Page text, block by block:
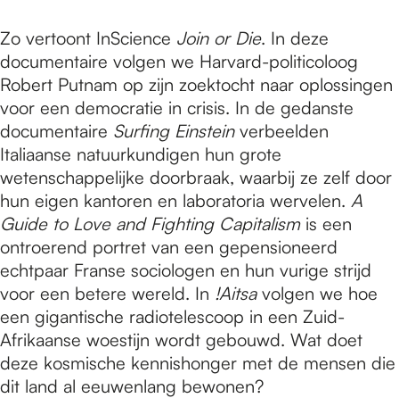
Zo vertoont InScience Join or Die. In deze
documentaire volgen we Harvard-politicoloog
Robert Putnam op zijn zoektocht naar oplossingen
voor een democratie in crisis. In de gedanste
documentaire Surfing Einsteinverbeelden
Italiaanse natuurkundigen hun grote
wetenschappelijke doorbraak, waarbij ze zelf door
hun eigen kantoren en laboratoria wervelen. A
Guide to Love and Fighting Capitalismis een
ontroerend portret van een gepensioneerd
echtpaar Franse sociologen en hun vurige strijd
voor een betere wereld. In !Aitsavolgen we hoe
een gigantische radiotelescoop in een Zuid-
Afrikaanse woestijn wordt gebouwd. Wat doet
deze kosmische kennishonger met de mensen die
dit land al eeuwenlang bewonen?